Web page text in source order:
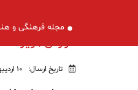
مجله فرهنگی و
گزارش , ویژه
تاریخ ارسال: 10 اردیبهشت 1391